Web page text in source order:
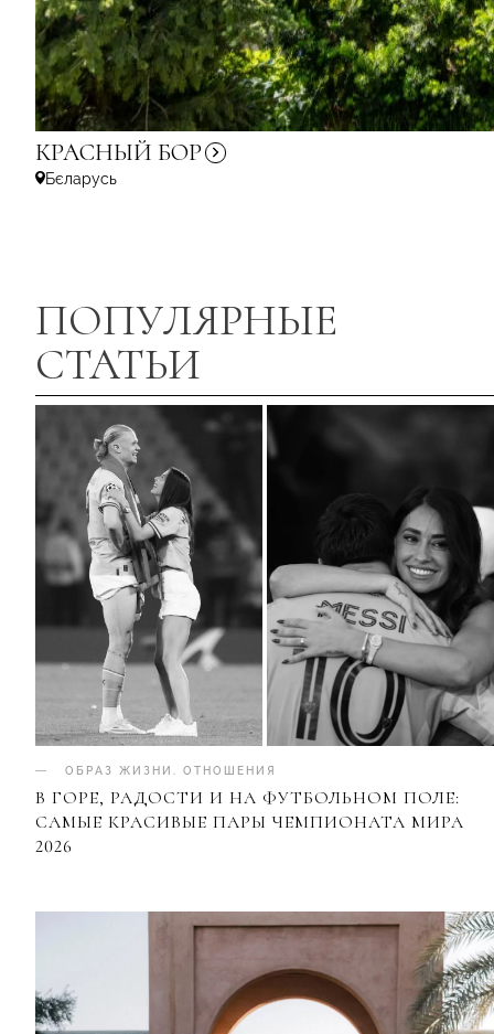
КРАСНЫЙ БОР
Бєларусь
ПОПУЛЯРНЫЕ
СТАТЬИ
ОБРАЗ ЖИЗНИ . ОТНОШЕНИЯ
В ГОРЕ, РАДОСТИ И НА ФУТБОЛЬНОМ ПОЛЕ:
САМЫЕ КРАСИВЫЕ ПАРЫ ЧЕМПИОНАТА МИРА
2026